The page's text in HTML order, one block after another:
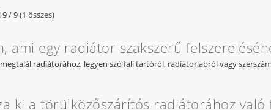
/ 9 (1 összes)
ami egy radiátor szakszerű
radiátorához, legyen szó fali tartóról, radiátorlábról vagy
ki a törülközőszárítós radiátorához